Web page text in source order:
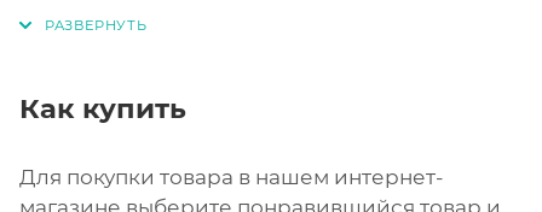
Как купить
Для покупки товара в нашем интернет-
магазине выберите понравившийся товар и